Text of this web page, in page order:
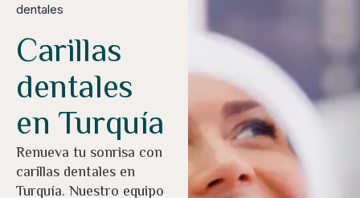
dentales
Carillas
dentales
en Turquía
Renueva tu sonrisa con
carillas dentales en
Turquía. Nuestro equipo